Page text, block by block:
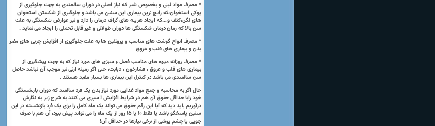
* مصرف مواد لبنی و بخصوص شیر که نیاز اصلی در دوران سالمندی به جهت جلوگیری از
پوکی استخوان،که رایج ترین بیماری این سنین می باشد و جلوگیری از شکستن استخوان
های لگن،کتف و….که ایجاد هزینه های گزاف درمان را دارد و نیز عوارض شکستگی به علت
سن بالا که زمان درمان شکستگی ها دوران طولانی و غیر قابل تحملی را ایجاد می نماید .
* مصرف انواع گوشت های مناسب و پروتئین ها به علت جلوگیری از افزایش چربی های مضر
بدن و بیماری های قلب و عروق
* مصرف روزانه میوه های مناسب فصل و سبزی های مورد نیاز که به جهت پیشگیری از
بیماری های قلب و عروق ، فشارخون ، دیابت، حتی اگر زمینه ارثی نیز موجب آن نباشد حاصل
سن سالمندی می باشد در کنترل این بیماری ها بسیار مفید هستند .
حال اگر به محاسبه و جمع مواد غذایی مورد نیاز بدن یک فرد سالمند که دوران بازنشستگی
خود رابا حداقل حقوق آن هم در شرایط افزایش ! سپری می کنند به شرح زیر به نگارش
درآوریم باید دید که آیا این رقم حقوق می تواند یک ماه کامل را برای یک فرد بازنشسته در این
سنین پاسخگو باشد یا فقط۱۰ یا۱۵روز از یک ماه را می تواند پیش ببرد، آن هم با صرف
جویی یا چشم پوشی از برخی نیازها در حداقل آن!